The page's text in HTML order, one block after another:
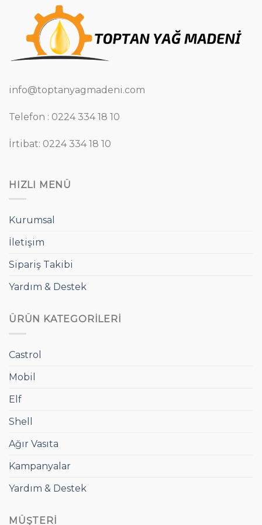
info@toptanyagmadeni.com
Telefon : 0224 334 18 10
İrtibat: 0224 334 18 10
HIZLI MENÜ
Kurumsal
İletişim
Sipariş Takibi
Yardım & Destek
ÜRÜN KATEGORILERI
Castrol
Mobil
Elf
Shell
Ağır Vasıta
Kampanyalar
Yardım & Destek
MÜŞTERI